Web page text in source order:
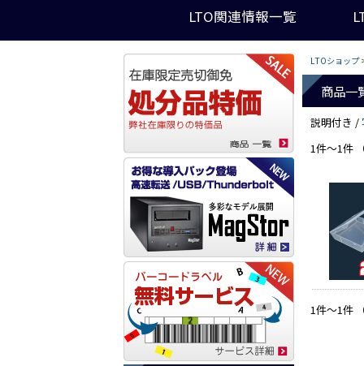
LTO関連情報一覧
LTOショップ
商品一
説明付き /
1件～1件
1件～1件